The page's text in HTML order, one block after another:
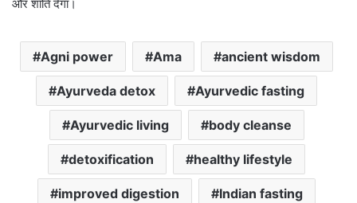
और शांति देगा।
Agni power Ama ancient wisdom
Ayurveda detox Ayurvedic fasting
Ayurvedic living body cleanse
detoxification healthy lifestyle
improved digestion Indian fasting